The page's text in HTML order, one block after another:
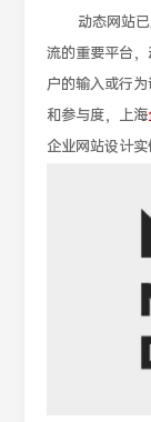
动态网站
流的重要平台
户的输入或行
和参与度，上海
企业网站设计实